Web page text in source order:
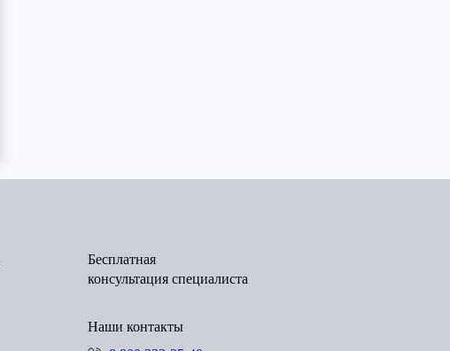
Бесплатная
консультация специалиста
Наши контакты